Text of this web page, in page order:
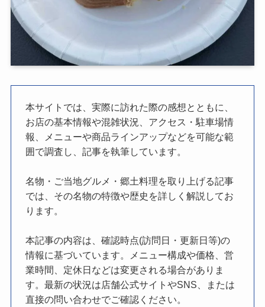
本サイトでは、実際に訪れた際の感想とともに、
お店の基本情報や混雑状況、アクセス・駐車場情
報、メニューや商品ラインアップなどを可能な範
囲で調査し、記事を執筆しています。
名物・ご当地グルメ・郷土料理を取り上げる記事
では、その名物の特徴や歴史を詳しく解説してお
ります。
本記事の内容は、確認時点(訪問日・更新日等)の
情報に基づいています。メニュー構成や価格、営
業時間、定休日などは変更される場合がありま
す。最新の状況は店舗公式サイトやSNS、または
直接の問い合わせでご確認ください。